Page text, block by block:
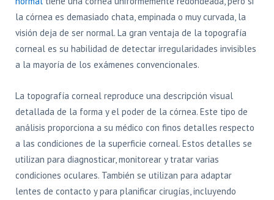
la córnea es demasiado chata, empinada o muy curvada, la
visión deja de ser normal. La gran ventaja de la topografía
corneal es su habilidad de detectar irregularidades invisibles
a la mayoría de los exámenes convencionales.
La topografía corneal reproduce una descripción visual
detallada de la forma y el poder de la córnea. Este tipo de
análisis proporciona a su médico con finos detalles respecto
a las condiciones de la superficie corneal. Estos detalles se
utilizan para diagnosticar, monitorear y tratar varias
condiciones oculares. También se utilizan para adaptar
lentes de contacto y para planificar cirugías, incluyendo